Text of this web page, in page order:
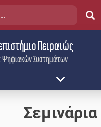
Ψηφιακών Συστημάτων
Πειραιώς
Σεμινάρια